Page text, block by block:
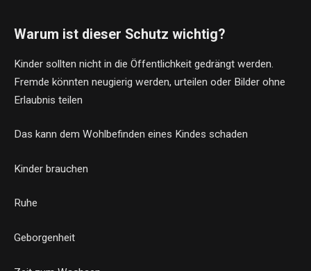
Warum ist dieser Schutz wichtig?
Kinder sollten nicht in die Öffentlichkeit gedrängt werden.
Fremde könnten neugierig werden, urteilen oder Bilder ohne
Erlaubnis teilen
Das kann dem Wohlbefinden eines Kindes schaden
Kinder brauchen
Ruhe
Geborgenheit